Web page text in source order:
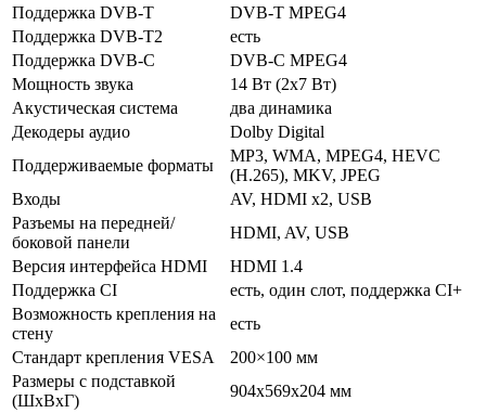
Поддержка DVB-T
DVB-T MPEG4
Поддержка DVB-T2
есть
Поддержка DVB-C
DVB-C MPEG4
Мощность звука
14 Вт (2х7 Вт)
Акустическая система
два динамика
Декодеры аудио
Dolby Digital
Поддерживаемые форматы
MP3, WMA, MPEG4, HEVC
(H.265), MKV, JPEG
Входы
AV, HDMI x2, USB
Разъемы на передней/
боковой панели
HDMI, AV, USB
Версия интерфейса HDMI
HDMI 1.4
Поддержка CI
есть, один слот, поддержка CI+
Возможность крепления на
стену
есть
Стандарт крепления VESA
200×100 мм
Размеры с подставкой
(ШxВxГ)
904x569x204 мм